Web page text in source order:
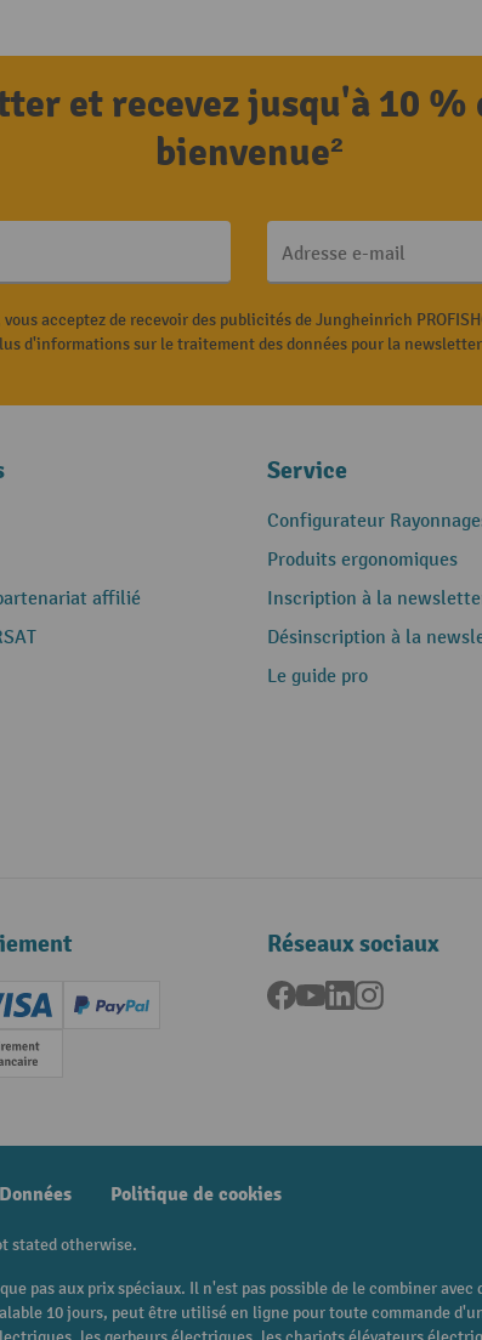
et recevez jusqu'à 10 %
bienvenue²
Adresse e-mail
acceptez de recevoir des publicités de Jungheinrich
d'informations sur le traitement des données pour la newsletter
affilié
Service
Configurateur
Produits ergonomiques
Inscription à la
Désinscription à la
Le guide pro
(Master)
Creditcard (Visa)
PayPal
Paiement anticipé
Réseaux sociaux
Facebook
YouTubeLinkedInInstagram
Politique de cookies
stated otherwise.
pas aux prix spéciaux. Il n'est pas possible de le combiner
10 jours, peut être utilisé en ligne pour toute commande